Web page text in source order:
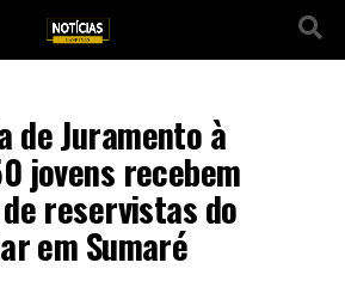
de Juramento à
jovens recebem
reservistas do
em Sumaré